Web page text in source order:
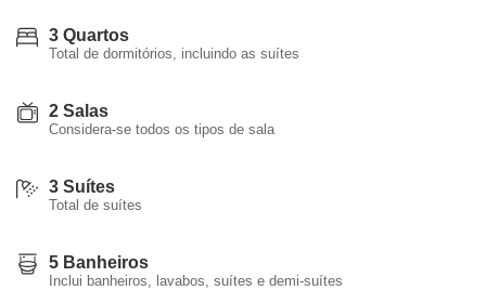
3 Quartos
Total de dormitórios, incluindo as suítes
2 Salas
Considera-se todos os tipos de sala
3 Suítes
Total de suítes
5 Banheiros
Inclui banheiros, lavabos, suítes e demi-suítes